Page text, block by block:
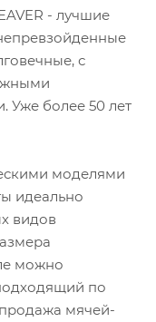
- лучшие
с
более 50 лет
моделями
идеально
видов
можно
по
мячей-